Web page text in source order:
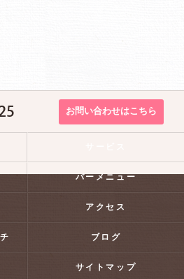
お問い合わせはこちら
バーメニュー
アクセス
ブログ
サイトマップ